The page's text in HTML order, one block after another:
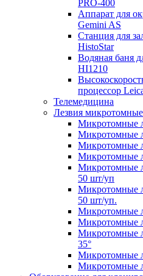
PRO-400
Аппарат для
Gemini AS
Станция для
HistoStar
Водяная баня
HI1210
процессор
Телемедицина
Лезвия
Микротомные
Микротомные
Микротомные
Микротомные
Микротомные
50 шт/уп
Микротомные
50 шт/уп.
Микротомные
Микротомные
Микротомные
35°
Микротомные
Микротомные